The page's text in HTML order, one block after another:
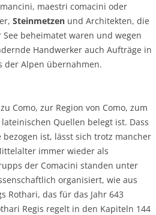
maestri comacini oder
Steinmetzen und Architekten, die
beheimatet waren und wegen
Handwerker auch Aufträge in
der Alpen übernahmen.
Como, zur Region von Como, zum
Quellen belegt ist. Dass
ist, lässt sich trotz mancher
immer wieder als
der Comacini standen unter
organisiert, wie aus
Rothari, das für das Jahr 643
Regis regelt in den Kapiteln 144